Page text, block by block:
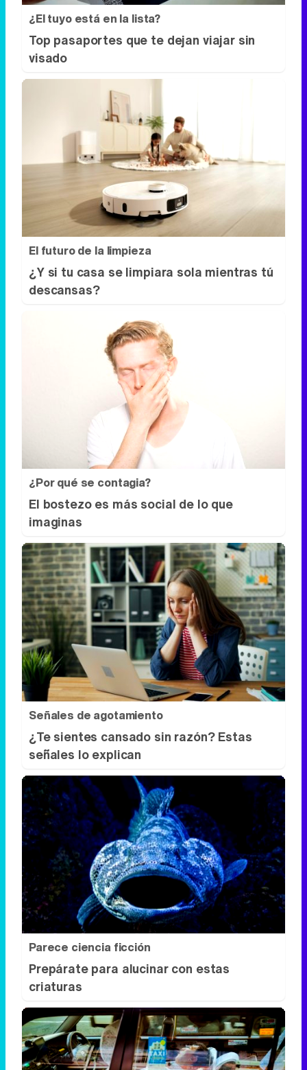
El futuro de la limpieza
¿Y si tu casa se limpiara sola mientras tú
descansas?
¿Por qué se contagia?
El bostezo es más social de lo que
Señales de agotamiento
¿Te sientes cansado sin razón? Estas
señales lo explican
Parece ciencia ficción
Prepárate para alucinar con estas
criaturas